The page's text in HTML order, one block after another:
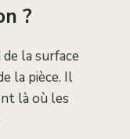
?
de la surface
la pièce. Il
là où les